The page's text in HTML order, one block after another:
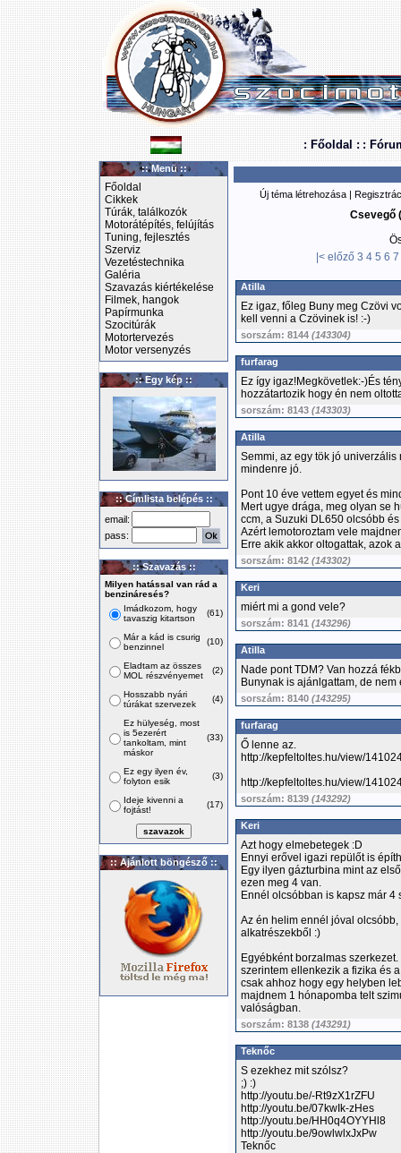
: Főoldal : :
:: Menü ::
Főoldal
Cikkek
Túrák, találkozók
Motorátépítés, felújítás
Tuning, fejlesztés
Szerviz
Vezetéstechnika
Galéria
Szavazás kiértékelése
Filmek, hangok
Papírmunka
Szocitúrák
Motortervezés
Motor versenyzés
:: Egy kép ::
:: Címlista belépés ::
email:
pass:
:: Szavazás ::
Milyen hatással van rád a
benzináresés?
Imádkozom, hogy
tavaszig kitartson
(61)
Már a kád is csurig
benzinnel
(10)
Eladtam az összes
MOL részvényemet
(2)
Hosszabb nyári
túrákat szervezek
(4)
Ez hülyeség, most
is 5ezerért
tankoltam, mint
máskor
(33)
Ez egy ilyen év,
folyton esik
(3)
Ideje kivenni a
fojtást!
(17)
:: Ajánlott böngésző ::
Új téma létrehozása |
Csevegő
|< előző 3 4 5 6 7
Atilla
Ez igaz, főleg Buny meg Czövi
kell venni a Czövinek is! :-)
sorszám: 8144 (143304)
furfarag
Ez így igaz!Megkövetlek:-)És
hozzátartozik hogy én nem
sorszám: 8143 (143303)
Atilla
Semmi, az egy tök jó univerzális
mindenre jó.
Pont 10 éve vettem egyet és
Mert ugye drága, meg olyan se
ccm, a Suzuki DL650 olcsóbb
Azért lemotoroztam vele
Erre akik akkor oltogattak, azok
sorszám: 8142 (143302)
Keri
miért mi a gond vele?
sorszám: 8141 (143296)
Atilla
Nade pont TDM? Van hozzá
Bunynak is ajánlgattam, de nem
sorszám: 8140 (143295)
furfarag
Ő lenne az.
http://kepfeltoltes.hu/view/
http://kepfeltoltes.hu/view/
sorszám: 8139 (143292)
Keri
Azt hogy elmebetegek :D
Ennyi erővel igazi repülőt is
Egy ilyen gázturbina mint az
ezen meg 4 van.
Ennél olcsóbban is kapsz már 4
Az én helim ennél jóval
alkatrészekből :)
Egyébként borzalmas
szerintem ellenkezik a fizika és
csak ahhoz hogy egy helyben
majdnem 1 hónapomba telt
valóságban.
sorszám: 8138 (143291)
Teknőc
S ezekhez mit szólsz?
;) :)
http://youtu.be/-Rt9zX1rZFU
http://youtu.be/07kwIk-zHes
http://youtu.be/HH0q4OYYHl8
http://youtu.be/9owlwlxJxPw
Teknőc